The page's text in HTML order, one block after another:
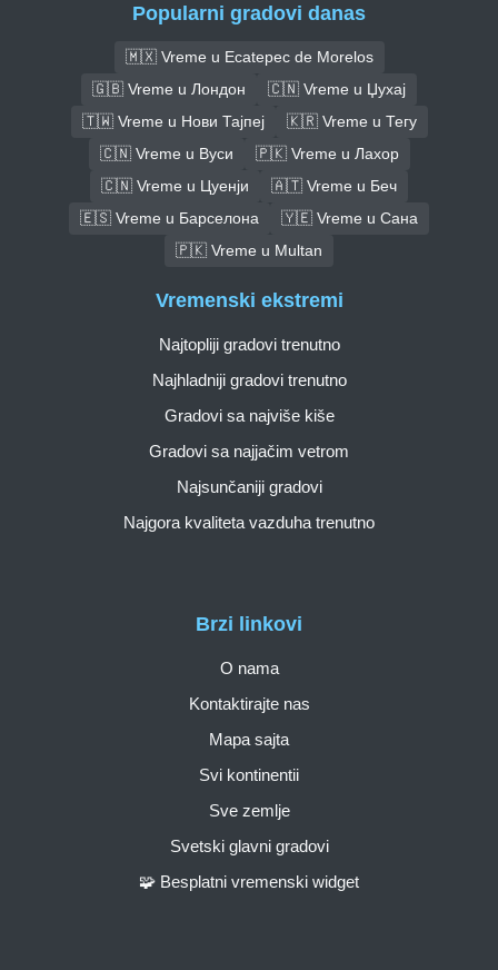
Popularni gradovi danas
🇲🇽 Vreme u Ecatepec de Morelos
🇬🇧 Vreme u Лондон
🇨🇳 Vreme u Џухај
🇹🇼 Vreme u Нови Тајпеј
🇰🇷 Vreme u Тегу
🇨🇳 Vreme u Вуси
🇵🇰 Vreme u Лахор
🇨🇳 Vreme u Цуенји
🇦🇹 Vreme u Беч
🇪🇸 Vreme u Барселона
🇾🇪 Vreme u Сана
🇵🇰 Vreme u Multan
Brzi linkovi
O nama
Kontaktirajte nas
Mapa sajta
Svi kontinentii
Sve zemlje
Svetski glavni gradovi
🧩 Besplatni vremenski widget
Vremenski ekstremi
Najtopliji gradovi trenutno
Najhladniji gradovi trenutno
Gradovi sa najviše kiše
Gradovi sa najjačim vetrom
Najsunčaniji gradovi
Najgora kvaliteta vazduha trenutno